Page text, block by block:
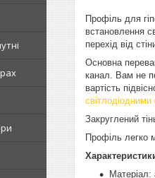
Профіль для
встановлення
перехід від
Основна
канал. Вам не
вартість
Закруглений
Профіль легко
Матеріал: